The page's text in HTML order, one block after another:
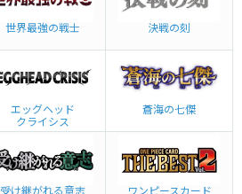
世界最強の戦士 決戦の刻
エッグヘッド
クライシス
蒼海の七傑
受け継がれる意志
ワンピースカード